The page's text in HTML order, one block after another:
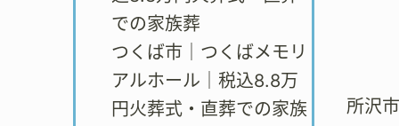
での家族葬
つくば市｜つくばメモリ
アルホール｜税込8.8万
円火葬式・直葬での家族
所沢